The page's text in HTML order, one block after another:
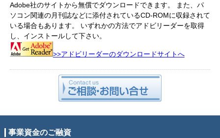
Adobe社のサイトから無償でダウンロードできます。 また、パ
ソコン関連の月刊誌などに添付されているCD-ROMに収録されて
いる場合もあります。 いずれかの方法でアドビリーダーを取得
し、インストールして下さい。
>>アドビリーダーのダウンロードサイトへ
事業資金のご融資